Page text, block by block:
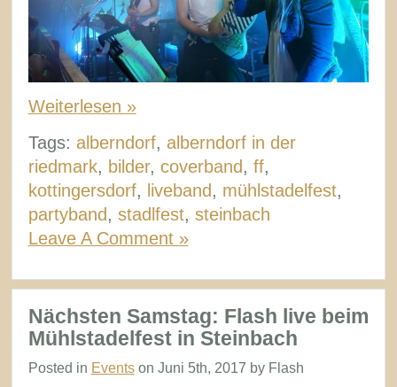
Weiterlesen »
Tags: alberndorf, alberndorf in der
riedmark, bilder, coverband , ff,
kottingersdorf, liveband , mühlstadelfest,
partyband , stadlfest, steinbach
Leave A Comment »
Nächsten Samstag: Flash live beim
Mühlstadelfest in Steinbach
Posted in Eventson Juni 5th, 2017 by Flash